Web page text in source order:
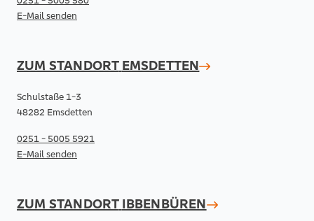
E-Mail senden
ZUM STANDORT EMSDETTEN
Schulstaße 1-3
48282 Emsdetten
0251 - 5005 5921
E-Mail senden
ZUM STANDORT IBBENBÜREN